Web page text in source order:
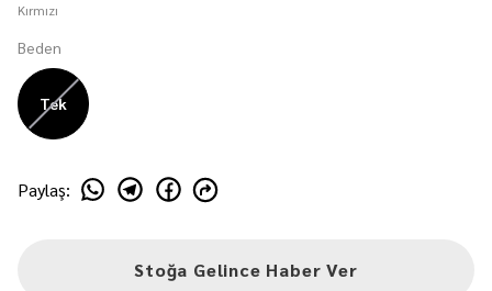
Kırmızı
Beden
Tek
Paylaş:
Stoğa Gelince Haber Ver